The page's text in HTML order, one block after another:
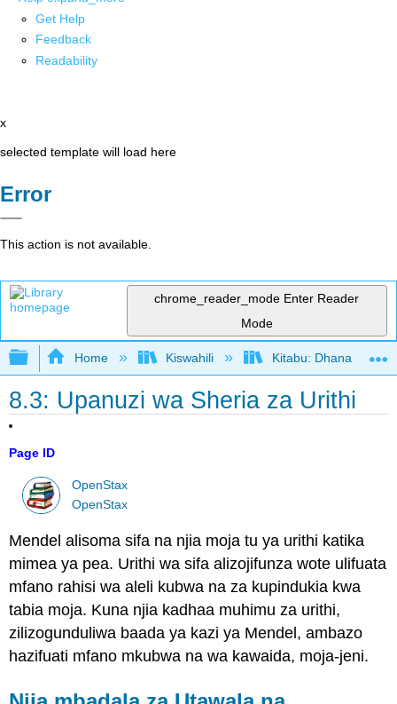
Get Help
Feedback
Readability
x
selected template will load here
Error
This action is not available.
chrome_reader_mode Enter Reader
Mode
Expand/collapse global hierarchy
Home Kiswahili Kitabu: Dhana katika
8.3: Upanuzi wa Sheria za Urithi
Page ID
OpenStax
OpenStax
Mendel alisoma sifa na njia moja tu ya urithi katika
mimea ya pea. Urithi wa sifa alizojifunza wote ulifuata
mfano rahisi wa aleli kubwa na za kupindukia kwa
tabia moja. Kuna njia kadhaa muhimu za urithi,
zilizogunduliwa baada ya kazi ya Mendel, ambazo
hazifuati mfano mkubwa na wa kawaida, moja-jeni.